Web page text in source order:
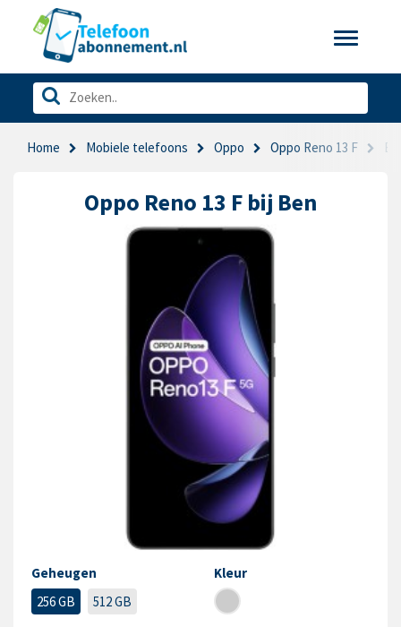
Toggle
Home Mobiele telefoons Oppo Oppo Reno 13 F
Oppo Reno 13 F bij Ben
Geheugen
256 GB
512 GB
Kleur